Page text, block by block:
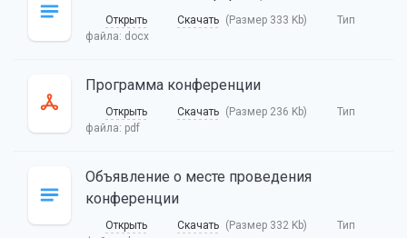
Открыть Скачать (Размер 333 Kb)
Тип
файла: docx
Программа конференции
Открыть Скачать (Размер 236 Kb)
Тип
файла: pdf
Объявление о месте проведения
конференции
Открыть Скачать (Размер 332 Kb)
Тип